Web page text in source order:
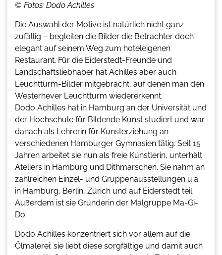
© Fotos: Dodo Achilles
Die Auswahl der Motive ist natürlich nicht ganz
zufällig – begleiten die Bilder die Betrachter doch
elegant auf seinem Weg zum hoteleigenen
Restaurant. Für die Eiderstedt-Freunde und
Landschaftsliebhaber hat Achilles aber auch
Leuchtturm-Bilder mitgebracht, auf denen man den
Westerhever Leuchtturm wiedererkennt.
Dodo Achilles hat in Hamburg an der Universität und
der Hochschule für Bildende Kunst studiert und war
danach als Lehrerin für Kunsterziehung an
verschiedenen Hamburger Gymnasien tätig. Seit 15
Jahren arbeitet sie nun als freie Künstlerin, unterhält
Ateliers in Hamburg und Dithmarschen. Sie nahm an
zahlreichen Einzel- und Gruppenausstellungen u.a.
in Hamburg, Berlin, Zürich und auf Eiderstedt teil.
Außerdem ist sie Gründerin der Malgruppe Ma-Gi-
Do.
Dodo Achilles konzentriert sich vor allem auf die
Ölmalerei; sie liebt diese sorgfältige und damit auch